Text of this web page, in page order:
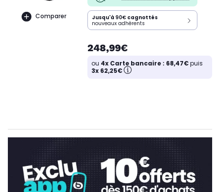
Comparer Jusqu'à 90€ cagnottés
nouveaux adhérents
248,99€
ou 4x Carte bancaire : 68,47€puis
3x 62,25€